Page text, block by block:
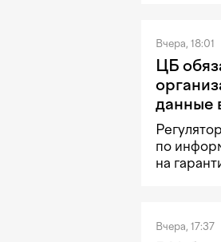
Вчера, 18:01
ЦБ
данные
по
на
Вчера, 17:37